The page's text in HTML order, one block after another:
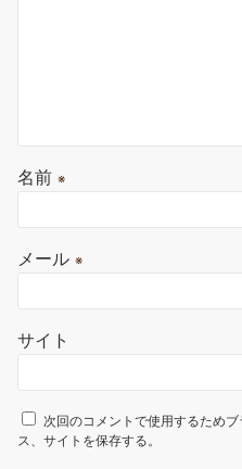
名前 ※
メール ※
サイト
次回のコメントで使用するため
ス、サイトを保存する。